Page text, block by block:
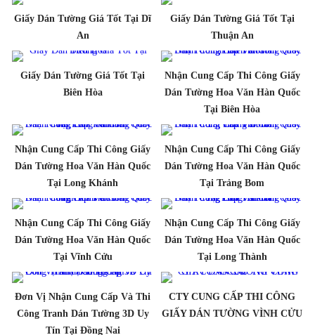
Giấy Dán Tường Giá Tốt Tại Dĩ
An
Giấy Dán Tường Giá Tốt Tại
Thuận An
Giấy Dán Tường Giá Tốt Tại
Biên Hòa
Nhận Cung Cấp Thi Công Giấy
Dán Tường Hoa Văn Hàn Quốc
Tại Biên Hòa
Nhận Cung Cấp Thi Công Giấy
Dán Tường Hoa Văn Hàn Quốc
Tại Long Khánh
Nhận Cung Cấp Thi Công Giấy
Dán Tường Hoa Văn Hàn Quốc
Tại Trảng Bom
Nhận Cung Cấp Thi Công Giấy
Dán Tường Hoa Văn Hàn Quốc
Tại Vĩnh Cửu
Nhận Cung Cấp Thi Công Giấy
Dán Tường Hoa Văn Hàn Quốc
Tại Long Thành
Đơn Vị Nhận Cung Cấp Và Thi
Công Tranh Dán Tường 3D Uy
Tín Tại Đồng Nai
CTY CUNG CẤP THI CÔNG
GIẤY DÁN TƯỜNG VÌNH CỬU